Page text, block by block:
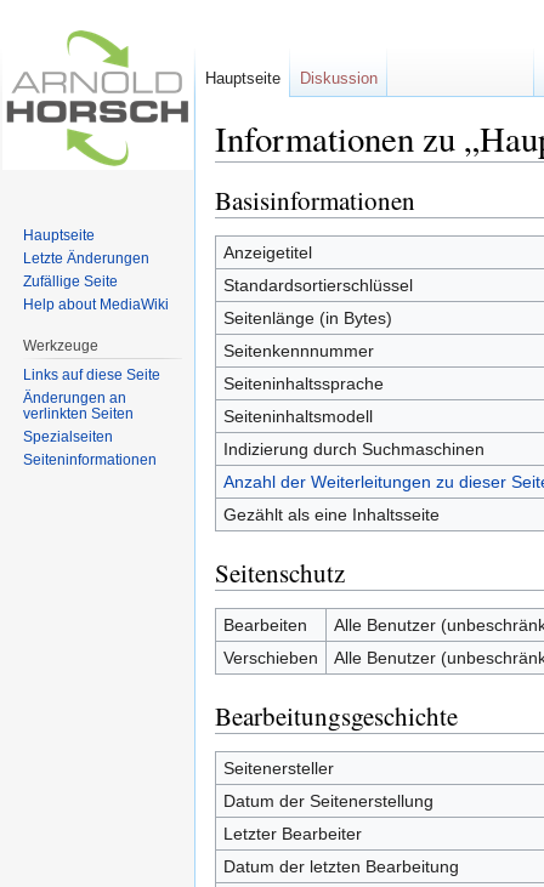
Informationen zu
Basisinformationen
Anzeigetitel
Standardsortierschlüssel
Seitenlänge (in Bytes)
Seitenkennnummer
Seiteninhaltssprache
Seiteninhaltsmodell
Indizierung durch Suchmaschinen
Anzahl der Weiterleitungen zu dieser
Gezählt als eine Inhaltsseite
Seitenschutz
Bearbeiten
Alle Benutzer
Verschieben
Alle Benutzer
Bearbeitungsgeschichte
Seitenersteller
Datum der Seitenerstellung
Letzter Bearbeiter
Datum der letzten Bearbeitung
Hauptseite Diskussion
Hauptseite
Letzte Änderungen
Zufällige Seite
Help about MediaWiki
Werkzeuge
Links auf diese Seite
Änderungen an
verlinkten Seiten
Spezialseiten
Seiten­informationen